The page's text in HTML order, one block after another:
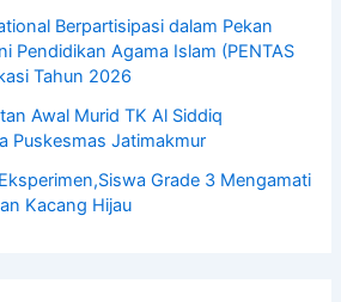
Berpartisipasi dalam Pekan
Pendidikan Agama Islam (PENTAS
Tahun 2026
Awal Murid TK Al Siddiq
Puskesmas Jatimakmur
Grade 3 Mengamati
Kacang Hijau